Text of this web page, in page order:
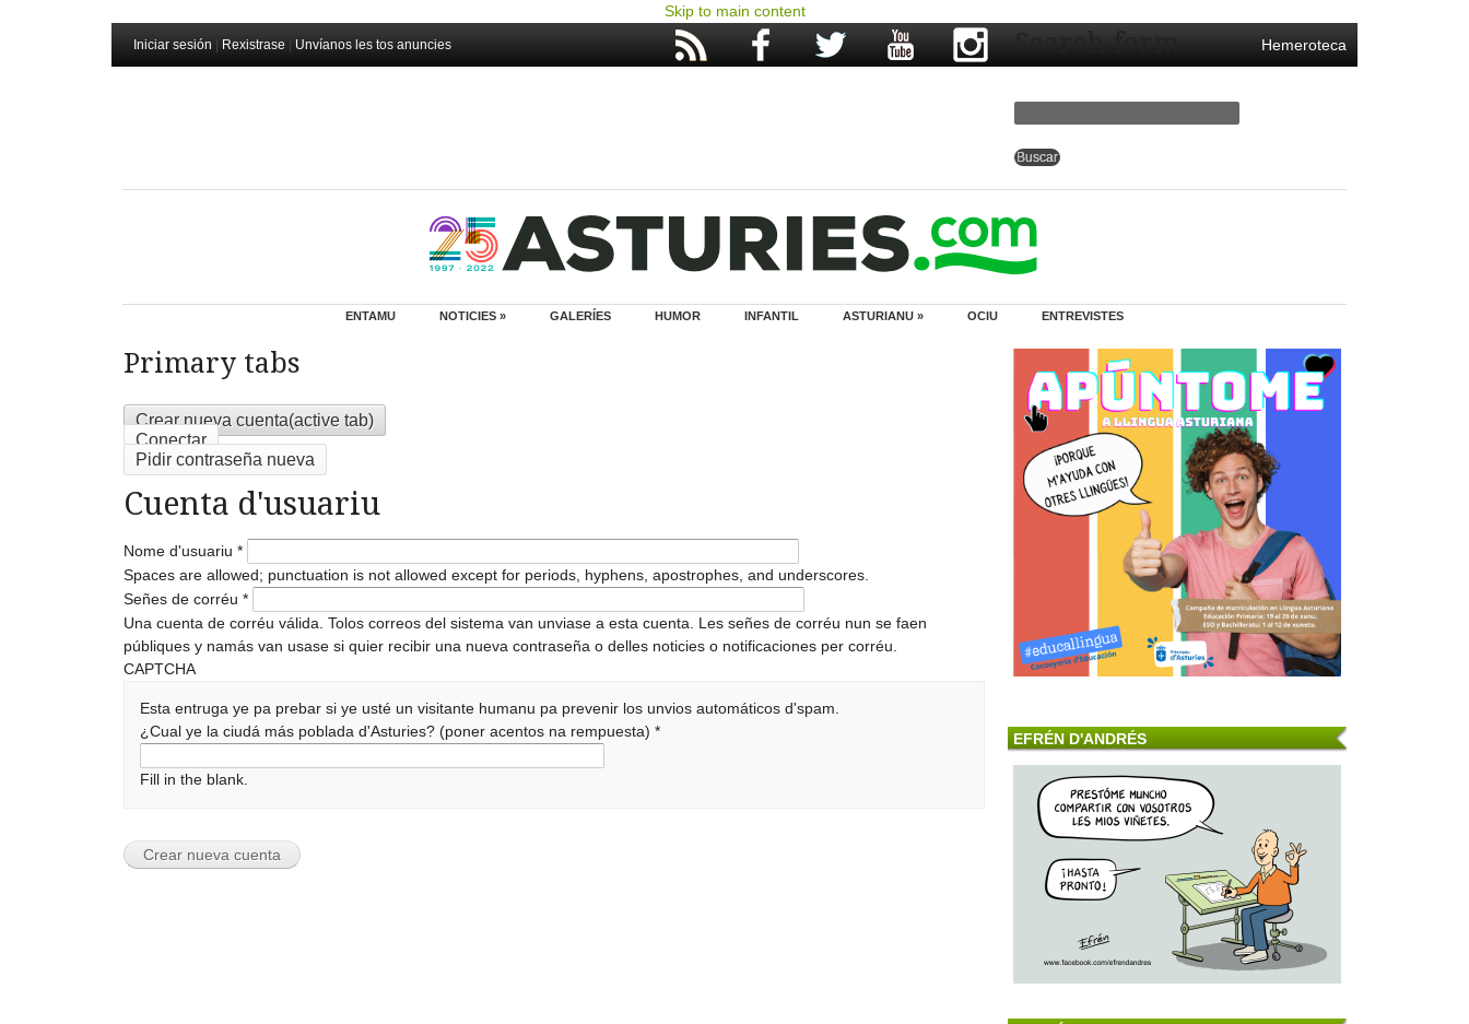
Skip to main content
Iniciar sesión Rexistrase Unvíanos les tos anuncies Hemeroteca
Search form
ENTAMU NOTICIES » GALERÍES HUMOR INFANTIL ASTURIANU » OCIU ENTREVISTES
Primary tabs
Crear nueva cuenta(active tab)
Conectar
Pidir contraseña nueva
Cuenta d'usuariu
Nome d'usuariu *
Spaces are allowed; punctuation is not allowed except for periods, hyphens, apostrophes, and underscores.
Señes de corréu *
Una cuenta de corréu válida. Tolos correos del sistema van unviase a esta cuenta. Les señes de corréu nun se faen
públiques y namás van usase si quier recibir una nueva contraseña o delles noticies o notificaciones per corréu.
CAPTCHA
Esta entruga ye pa prebar si ye usté un visitante humanu pa prevenir los unvios automáticos d'spam.
¿Cual ye la ciudá más poblada d'Asturies? (poner acentos na rempuesta)*
Fill in the blank.
EFRÉN D'ANDRÉS